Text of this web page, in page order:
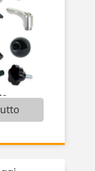
Impugnatura cilindrica fissa,